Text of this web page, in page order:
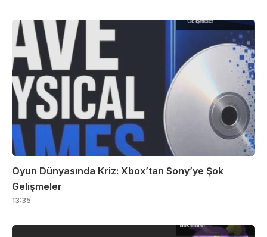
Oyun Dünyasında Kriz: Xbox’tan Sony’ye Şok
Gelişmeler
13:35